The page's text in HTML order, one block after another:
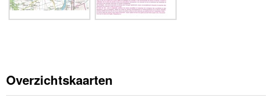
Overzichtskaarten